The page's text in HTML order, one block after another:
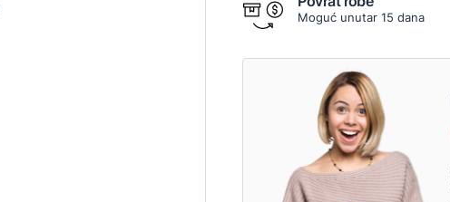
Moguć unutar 15 dana